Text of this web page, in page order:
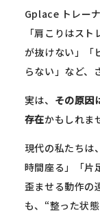
Gplace トレー
「肩こりはス
が抜けない」「
らない」など、
実は、 その原因
存在かもしれま
現代の私たちは
時間座る」「片
歪ませる動作の
も、“整った状